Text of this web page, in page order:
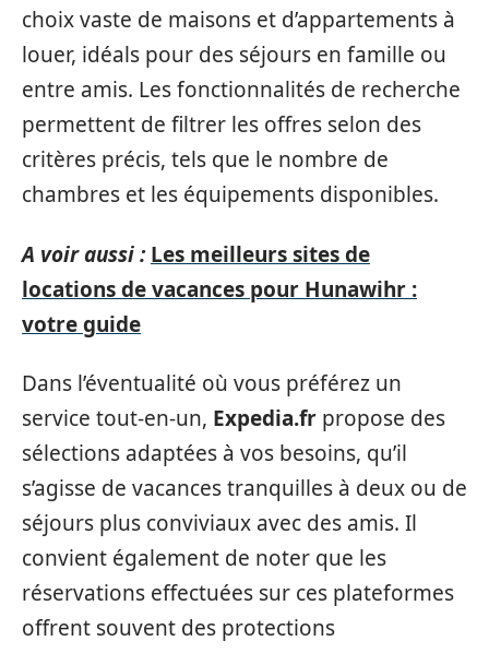
choix vaste de maisons et d’appartements à
louer, idéals pour des séjours en famille ou
entre amis. Les fonctionnalités de recherche
permettent de filtrer les offres selon des
critères précis, tels que le nombre de
chambres et les équipements disponibles.
A voir aussi : Les meilleurs sites de
locations de vacances pour Hunawihr :
votre guide
Dans l’éventualité où vous préférez un
service tout-en-un, Expedia.fr propose des
sélections adaptées à vos besoins, qu’il
s’agisse de vacances tranquilles à deux ou de
séjours plus conviviaux avec des amis. Il
convient également de noter que les
réservations effectuées sur ces plateformes
offrent souvent des protections